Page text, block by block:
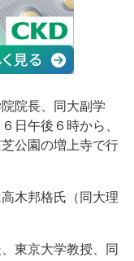
院長、同大副学
日午後６時から、
公園の増上寺で行
木邦格氏（同大理
東京大学教授、同